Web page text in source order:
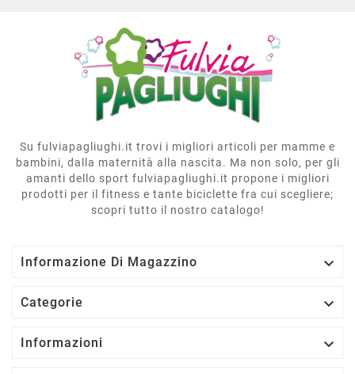
Su fulviapagliughi.it trovi i migliori articoli per mamme e
bambini, dalla maternità alla nascita. Ma non solo, per gli
amanti dello sport fulviapagliughi.it propone i migliori
prodotti per il fitness e tante biciclette fra cui scegliere;
scopri tutto il nostro catalogo!
Informazione Di Magazzino 
Categorie 
Informazioni 